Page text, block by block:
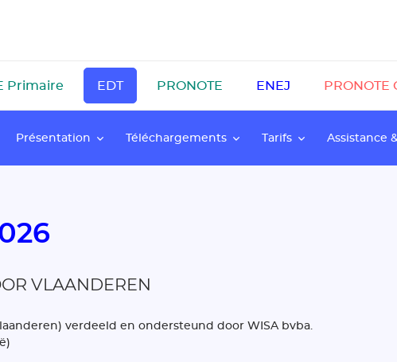
Primaire EDT PRONOTE ENEJ PRONOTE
Présentation Téléchargements Tarifs Assistance
VLAANDEREN
verdeeld en ondersteund door WISA bvba.